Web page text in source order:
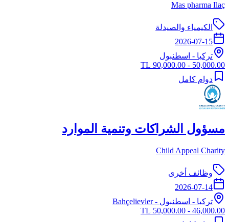
Mas pharma Ilaç
الكيمياء والصيدلة
2026-07-15
تركيا - اسطنبول
50,000.00 - 90,000.00 TL
دوام كامل
مسؤول الشراكات وتنمية الموارد
Child Appeal Charity
وظائف أخرى
2026-07-14
تركيا - اسطنبول - Bahçelievler
46,000.00 - 50,000.00 TL